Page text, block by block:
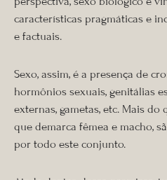
características pragmáticas e
e factuais.
Sexo, assim, é a presença de
hormônios sexuais, genitálias
externas, gametas, etc. Mais
que demarca fêmea e macho,
por todo este conjunto.